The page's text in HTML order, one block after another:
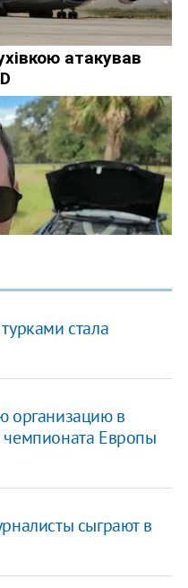
стала
организацию в
Европы
сыграют в